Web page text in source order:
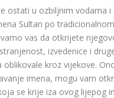
ostati u ozbiljnim vodama i
Sultan po
vas da otkrijete
izvedenice i
oblikovale kroz vijekove.
imena, mogu vam
se krije iza ovog lijepog